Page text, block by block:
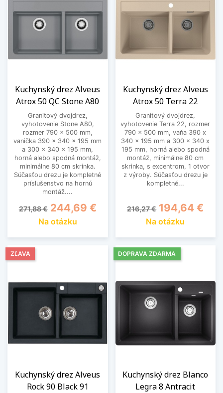
Kuchynský drez Alveus
Atrox 50 QC Stone A80
Granitový dvojdrez,
vyhotovenie Stone A80,
rozmer 790 x 500 mm,
vanička 390 x 340 x 195 mm
a 300 x 340 x 195 mm,
horná alebo spodná montáž,
minimálne 80 cm skrinka.
Súčasťou drezu je kompletné
príslušenstvo na hornú
montáž....
Základná cena
271,88 € Cena
244,69 €
Na otázku
Kuchynský drez Alveus
Atrox 50 Terra 22
Granitový dvojdrez,
vyhotovenie Terra 22, rozmer
790 x 500 mm, vaňa 390 x
340 x 195 mm a 300 x 340 x
195 mm, horná alebo spodná
montáž, minimálne 80 cm
skrinka, s excentrom, 1 otvor
z výroby. Súčasťou drezu je
kompletné...
Základná cena
216,27 € Cena
194,64 €
Na otázku
Kuchynský drez Alveus
Rock 90 Black 91
ZĽAVA
Kuchynský drez Blanco
Legra 8 Antracit
DOPRAVA ZDARMA